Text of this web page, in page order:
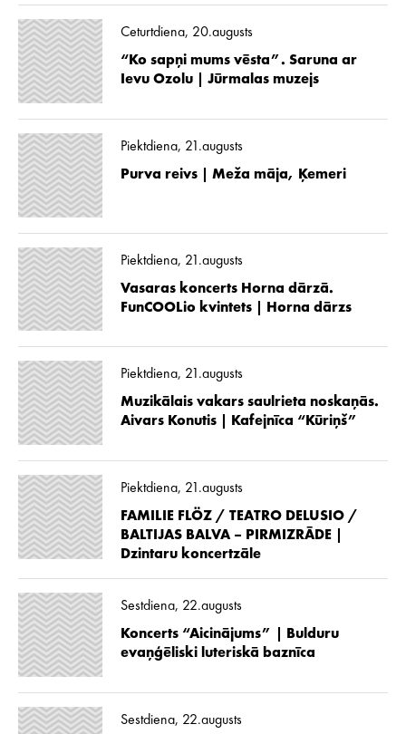
Ceturtdiena, 20.augusts
“Ko sapņi mums vēsta”. Saruna ar
Ievu Ozolu | Jūrmalas muzejs
Piektdiena, 21.augusts
Purva reivs | Meža māja, Ķemeri
Piektdiena, 21.augusts
Vasaras koncerts Horna dārzā.
FunCOOLio kvintets | Horna dārzs
Piektdiena, 21.augusts
Muzikālais vakars saulrieta noskaņās.
Aivars Konutis | Kafejnīca “Kūriņš”
Piektdiena, 21.augusts
FAMILIE FLÖZ / TEATRO DELUSIO /
BALTIJAS BALVA – PIRMIZRĀDE |
Dzintaru koncertzāle
Sestdiena, 22.augusts
Koncerts “Aicinājums” | Bulduru
evaņģēliski luteriskā baznīca
Sestdiena, 22.augusts